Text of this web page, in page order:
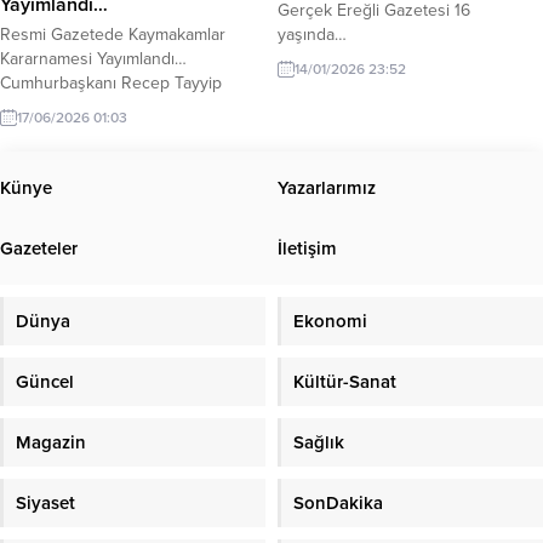
Resmi Gazetede Kaymakamlar
Kararnamesi Yayımlandı…
Cumhurbaşkanı Recep Tayyip
Erdoğan’ın imzasıyla yayımlanan
Kaymakamlar ve Vali Yardımcıları
aldı. Kararname ile toplam 430
Kaymakam, Vali Yardımcısı ve
personelinin görev yeri değiştirildi.
numaralı Cumhurbaşkanı Kararı’nın
17/06/2026 01:03
Gerçek Ereğli Gazetesi 16
yaşında…
14/01/2026 23:52
Künye Yazarlarımız
Gazeteler İletişim
Dünya Ekonomi
Güncel Kültür-Sanat
Magazin Sağlık
Siyaset SonDakika